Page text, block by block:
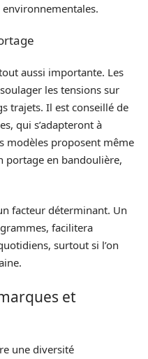
aussi importante. Les
les tensions sur
trajets. Il est conseillé de
qui s’adapteront à
modèles proposent même
portage en bandoulière,
facteur déterminant. Un
facilitera
surtout si l’on
et
une diversité